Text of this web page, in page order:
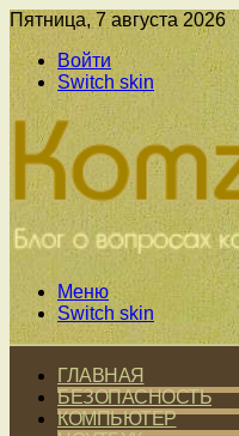
Пятница, 7 августа 2026
Войти
Switch skin
Меню
Switch skin
ГЛАВНАЯ
БЕЗОПАСНОСТЬ
КОМПЬЮТЕР